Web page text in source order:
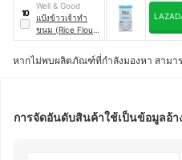
10
Well & Good
แป้งข้าวเจ้าทำ
ขนม (Rice Flour)
Gluten Free Plain
หากไม่พบผลิตภัณฑ์ที่กำลังมองหา สามา
การจัดอันดับสินค้าใช้เป็นข้อมูลอ้า